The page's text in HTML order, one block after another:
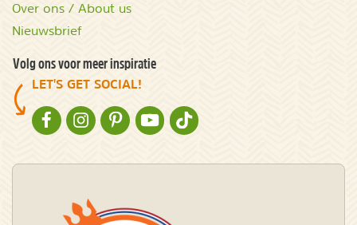
Over ons / About us
Nieuwsbrief
Volg ons voor meer inspiratie
LET'S GET SOCIAL!
NATURESCANNER OP FACEBOOK
NATURESCANNER OP INSTAGRAM
NATURESCANNER OP PINTEREST
NATURESCANNER OP YOUTUBE
NATURESCANNER OP TIKTOK